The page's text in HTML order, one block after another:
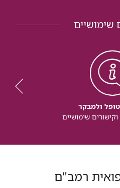
שימושיים
ולמבקר
שימושיים
רמב"ם